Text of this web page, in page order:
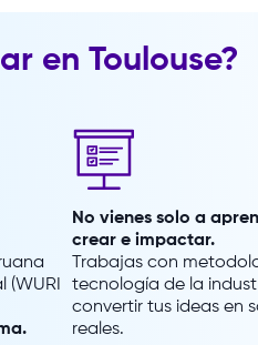
Multimedia
en Toulouse?
(WURI
No vienes solo a
crear e impactar.
Trabajas con
tecnología de la
convertir tus ideas en
reales.